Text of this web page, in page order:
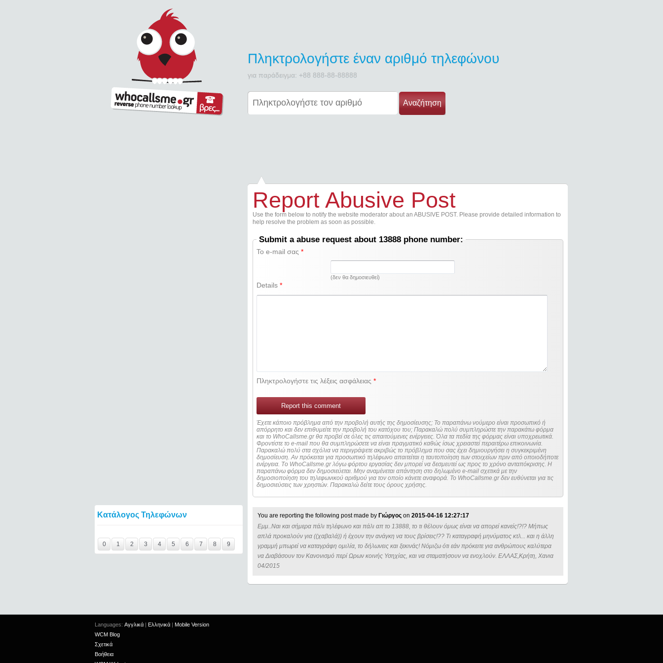
Πληκτρολογήστε έναν αριθμό τηλεφώνου
για παράδειγμα: +88 888-88-88888
Αναζήτηση
Κατάλογος Τηλεφώνων
0
1 2 3 4 5 6 7 8 9
Report Abusive Post
Use the form below to notify the website moderator about an ABUSIVE POST. Please provide detailed information to
help resolve the problem as soon as possible.
Submit a abuse request about 13888 phone number:
Το e-mail σας*
(δεν θα δημοσιευθεί)
Details*
Πληκτρολογήστε τις λέξεις ασφάλειας*
Report this comment
Έχετε κάποιο πρόβλημα από την προβολή αυτής της δημοσίευσης; Το παραπάνω νούμερο είναι προσωπικό ή
απόρρητο και δεν επιθυμείτε την προβολή του κατόχου του; Παρακαλώ πολύ συμπληρώστε την παρακάτω φόρμα
και το WhoCallsme.gr θα προβεί σε όλες τις απαιτούμενες ενέργειες. Όλα τα πεδία της φόρμας είναι υποχρεωτικά.
Φροντίστε το e-mail που θα συμπληρώσετε να είναι πραγματικό καθώς ίσως χρειαστεί περαιτέρω επικοινωνία.
Παρακαλώ πολύ στα σχόλια να περιγράψετε ακριβώς το πρόβλημα που σας έχει δημιουργήσει η συγκεκριμένη
δημοσίευση. Αν πρόκειται για προσωπικό τηλέφωνο απαιτείται η ταυτοποίηση των στοιχείων πριν από οποιοδήποτε
ενέργεια. Τo WhoCallsme.gr λόγω φόρτου εργασίας δεν μπορεί να δεσμευτεί ως προς το χρόνο ανταπόκρισης. Η
παραπάνω φόρμα δεν δημοσιεύεται. Μην αναμένεται απάντηση στο δηλωμένο e-mail σχετικά με την
δημοσιοποίηση του τηλεφωνικού αριθμού για τον οποίο κάνετε αναφορά. Το WhoCallsme.gr δεν ευθύνεται για τις
δημοσιεύσεις των χρηστών. Παρακαλώ δείτε τους όρους χρήσης.
You are reporting the following post made by Γιώργος on 2015-04-16 12:27:17
Εμμ..Ναι και σήμερα πάλι τηλέφωνο και πάλι απ το 13888, το τι θέλουν όμως είναι να απορεί κανείς!?!? Μήπως
απλά προκαλούν για ((χαβαλά)) ή έχουν την ανάγκη να τους βρίσεις!?? Τι καταγραφή μηνύματος κτλ... και η άλλη
γραμμή μπωρεί να καταγράφη ομιλία, το δήλωνεις και ξεκινάς! Νόμιζω ότι εάν πρόκειτε για ανθρώπους καλύτερα
να Διαβάσουν τον Κανονισμό περί Ωρων κοινής Υσηχίας, και να σταματήσουν να ενοχλούν. ΕΛΛΑΣ,Κρήτη, Χανια
04/2015
Languages: Αγγλικά | Ελληνικά | Mobile Version
WCM Blog
Σχετικά
Βοήθεια